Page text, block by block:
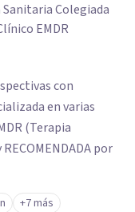
Colegiada
EMDR
con
en varias
(Terapia
por
+7 más